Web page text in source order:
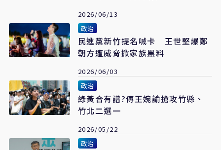
2026/06/13
政治
民進黨新竹提名喊卡 王世堅爆鄭
朝方遭威脅掀家族黑料
2026/06/03
政治
綠黃合有譜?傳王婉諭搶攻竹縣、
竹北二選一
2026/05/22
政治